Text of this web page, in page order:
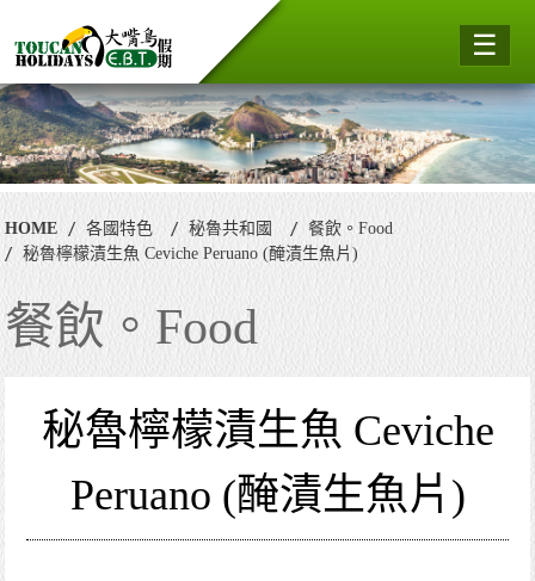
☰
HOME 各國特色 秘魯共和國
餐飲。Food
秘魯檸檬漬生魚 Ceviche Peruano (醃漬生魚片)
餐飲。Food
秘魯檸檬漬生魚 Ceviche
Peruano (醃漬生魚片)